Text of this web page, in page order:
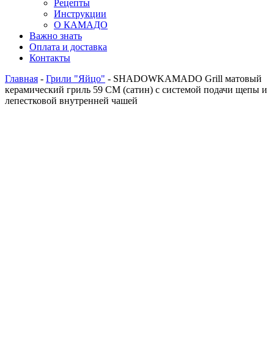
Рецепты
Инструкции
О КАМАДО
Важно знать
Оплата и доставка
Контакты
Главная - Грили "Яйцо" - SHADOWKAMADO Grill матовый
керамический гриль 59 СМ (сатин) с системой подачи щепы и
лепестковой внутренней чашей